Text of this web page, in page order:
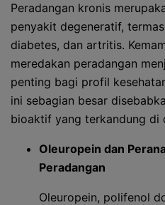
Peradangan kronis
penyakit degeneratif,
diabetes, dan artritis.
meredakan peradangan
penting bagi profil
ini sebagian besar
bioaktif yang terkandung di
Oleuropein dan
Peradangan
Oleuropein, polifenol